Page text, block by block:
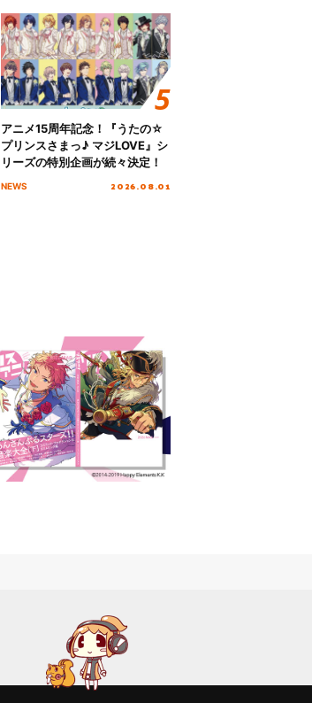
アニメ15周年記念！『うたの☆
プリンスさまっ♪ マジLOVE』シ
リーズの特別企画が続々決定！
NEWS 2026.08.01